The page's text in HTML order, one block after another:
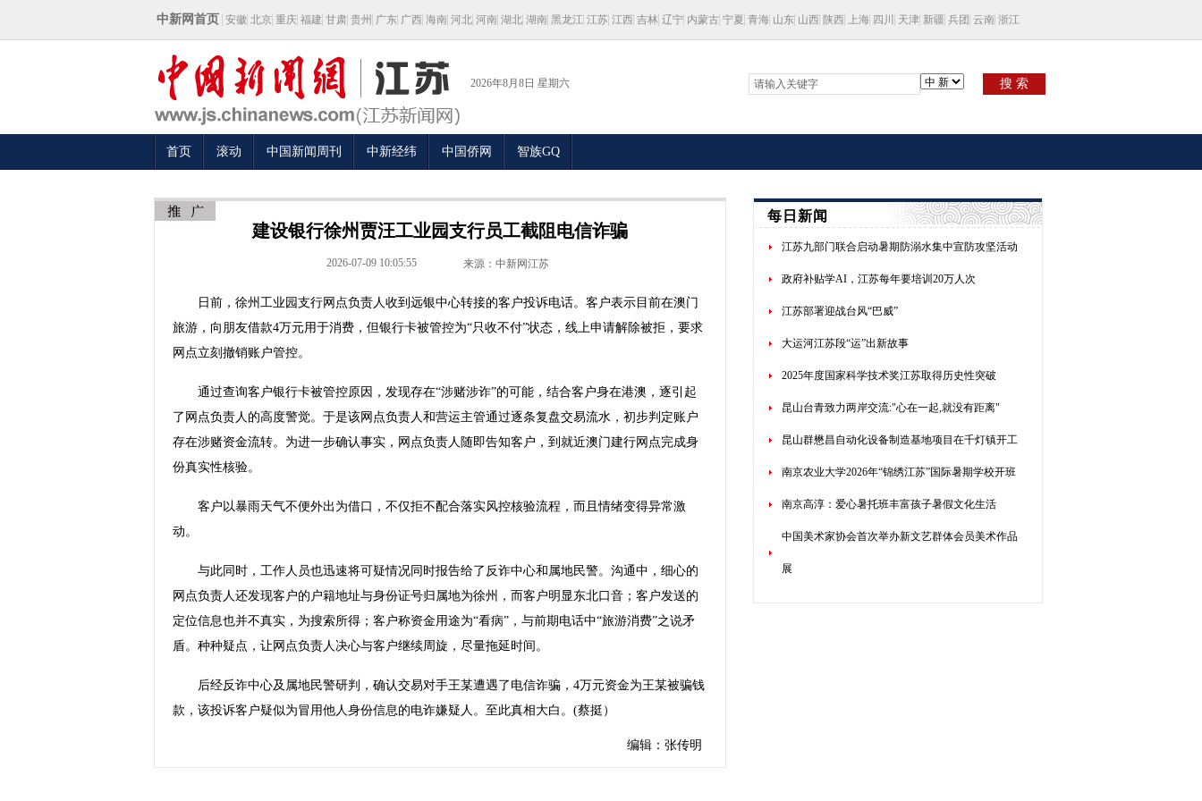
中新网首页 安徽 北京 重庆 福建 甘肃 贵州 广东 广西 海南 河北 河南 湖北 湖南 黑龙江 江苏 江西 吉林 辽宁 内蒙古 宁夏 青海 山东 山西 陕西 上海 四川 天津 新疆 兵团 云南 浙江
2026年8月8日 星期六 搜 索
首页 滚动 中国新闻周刊 中新经纬 中国侨网 智族GQ
建设银行徐州贾汪工业园支行员工截阻电信诈骗
2026-07-09 10:05:55 来源：中新网江苏
日前，徐州工业园支行网点负责人收到远银中心转接的客户投诉电话。客户表示目前在澳门
旅游，向朋友借款4万元用于消费，但银行卡被管控为“只收不付”状态，线上申请解除被拒，要求
网点立刻撤销账户管控。
通过查询客户银行卡被管控原因，发现存在“涉赌涉诈”的可能，结合客户身在港澳，逐引起
了网点负责人的高度警觉。于是该网点负责人和营运主管通过逐条复盘交易流水，初步判定账户
存在涉赌资金流转。为进一步确认事实，网点负责人随即告知客户，到就近澳门建行网点完成身
份真实性核验。
客户以暴雨天气不便外出为借口，不仅拒不配合落实风控核验流程，而且情绪变得异常激
动。
与此同时，工作人员也迅速将可疑情况同时报告给了反诈中心和属地民警。沟通中，细心的
网点负责人还发现客户的户籍地址与身份证号归属地为徐州，而客户明显东北口音；客户发送的
定位信息也并不真实，为搜索所得；客户称资金用途为“看病”，与前期电话中“旅游消费”之说矛
盾。种种疑点，让网点负责人决心与客户继续周旋，尽量拖延时间。
后经反诈中心及属地民警研判，确认交易对手王某遭遇了电信诈骗，4万元资金为王某被骗钱
款，该投诉客户疑似为冒用他人身份信息的电诈嫌疑人。至此真相大白。(蔡挺）
编辑：张传明
每日新闻
江苏九部门联合启动暑期防溺水集中宣防攻坚活动
政府补贴学AI，江苏每年要培训20万人次
江苏部署迎战台风“巴威”
大运河江苏段“运”出新故事
2025年度国家科学技术奖江苏取得历史性突破
昆山台青致力两岸交流:"心在一起,就没有距离"
昆山群懋昌自动化设备制造基地项目在千灯镇开工
南京农业大学2026年“锦绣江苏”国际暑期学校开班
南京高淳：爱心暑托班丰富孩子暑假文化生活
中国美术家协会首次举办新文艺群体会员美术作品
展